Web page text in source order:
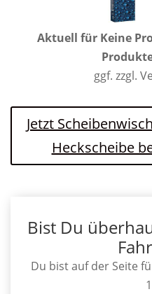
Aktuell für Keine
ggf. zzgl.
Jetzt
Heckscheibe
Bist Du
Du bist auf der Seite